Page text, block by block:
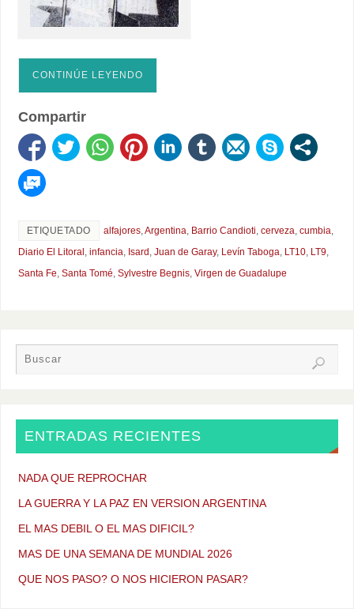
CONTINÚE LEYENDO
Compartir
ETIQUETADO alfajores, Argentina Barrio Candioti cerveza cumbia
Diario El Litoral infancia Isard Juan de Garay, Levín Taboga LT10, LT9
Santa Fe Santa Tomé Sylvestre Begnis, Virgen de Guadalupe
ENTRADAS RECIENTES
NADA QUE REPROCHAR
LA GUERRA Y LA PAZ EN VERSION ARGENTINA
EL MAS DEBIL O EL MAS DIFICIL?
MAS DE UNA SEMANA DE MUNDIAL 2026
QUE NOS PASO? O NOS HICIERON PASAR?